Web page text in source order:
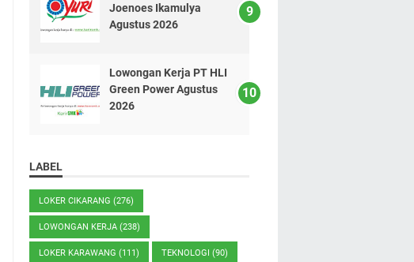
Joenoes Ikamulya
Agustus 2026
Lowongan Kerja PT HLI
Green Power Agustus
2026
LABEL
LOKER CIKARANG (276)
LOWONGAN KERJA (238)
LOKER KARAWANG (111) TEKNOLOGI (90)